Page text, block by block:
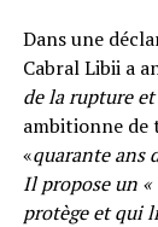
Dans une
Cabral Libii a
de la rupture
ambitionne de
«quarante ans
Il propose un
protège et qui